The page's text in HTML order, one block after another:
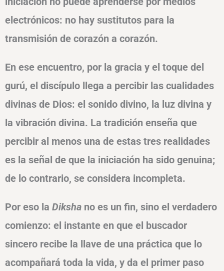
electrónicos: no hay sustitutos para la
transmisión de corazón a corazón.
En ese encuentro, por la gracia y el toque del
gurú, el discípulo llega a percibir las cualidades
divinas de Dios: el sonido divino, la luz divina y
la vibración divina. La tradición enseña que
percibir al menos una de estas tres realidades
es la señal de que la iniciación ha sido genuina;
de lo contrario, se considera incompleta.
Por eso la Diksha no es un fin, sino el verdadero
comienzo: el instante en que el buscador
sincero recibe la llave de una práctica que lo
acompañará toda la vida, y da el primer paso